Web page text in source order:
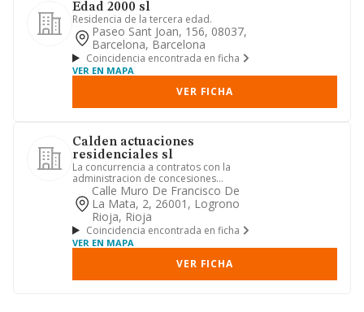
Edad 2000 sl
Residencia de la tercera edad.
Paseo Sant Joan, 156, 08037,
Barcelona, Barcelona
Coincidencia encontrada en ficha
VER EN MAPA
VER FICHA
Calden actuaciones
residenciales sl
La concurrencia a contratos con la
administracion de concesiones
administrativas o de derechos de s...
Calle Muro De Francisco De
La Mata, 2, 26001, Logrono
Rioja, Rioja
Coincidencia encontrada en ficha
VER EN MAPA
VER FICHA